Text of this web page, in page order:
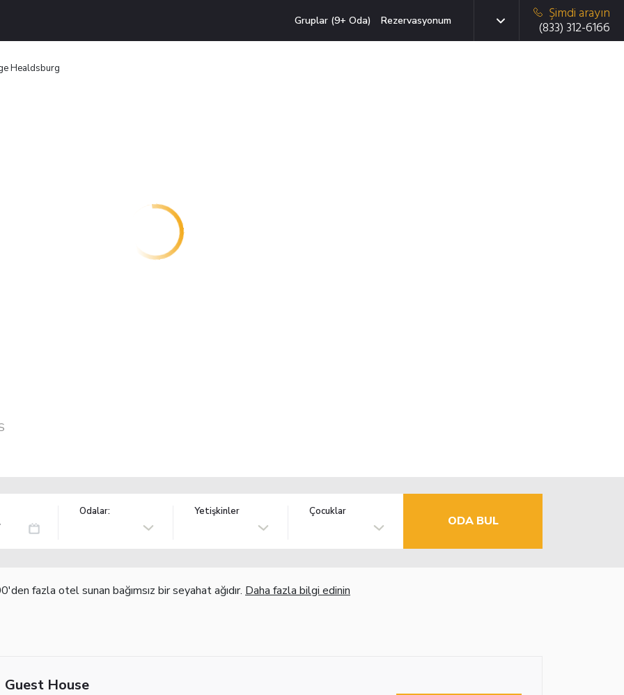
Gruplar (9+ Oda) Rezervasyonum
Şimdi arayın
(833) 312-6166
Healdsburg
Odalar: Yetişkinler Çocuklar
ODA BUL
fazla otel sunan bağımsız bir seyahat ağıdır. Daha fazla bilgi edinin
Guest House